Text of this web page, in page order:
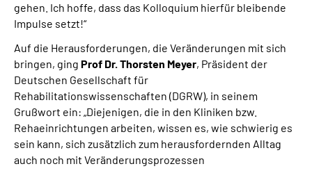
gehen. Ich hoffe, dass das Kolloquium hierfür bleibende
Impulse setzt!“
Auf die Herausforderungen, die Veränderungen mit sich
bringen, ging Prof Dr. Thorsten Meyer, Präsident der
Deutschen Gesellschaft für
Rehabilitationswissenschaften (DGRW), in seinem
Grußwort ein: „Diejenigen, die in den Kliniken bzw.
Rehaeinrichtungen arbeiten, wissen es, wie schwierig es
sein kann, sich zusätzlich zum herausfordernden Alltag
auch noch mit Veränderungsprozessen